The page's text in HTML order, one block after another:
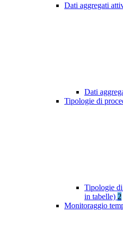
Dati aggregati
Dati
Tipologie di
Tipologie
in tabelle) 2
Monitoraggio